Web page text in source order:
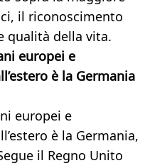
il riconoscimento
qualità della vita.
europei e
è la Germania
europei e
è la Germania,
il Regno Unito